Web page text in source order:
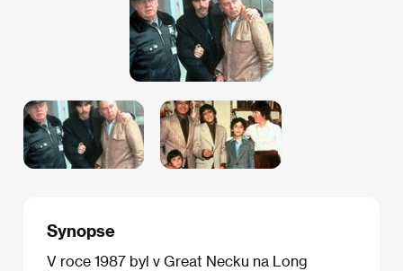
Synopse
V roce 1987 byl v Great Necku na Long